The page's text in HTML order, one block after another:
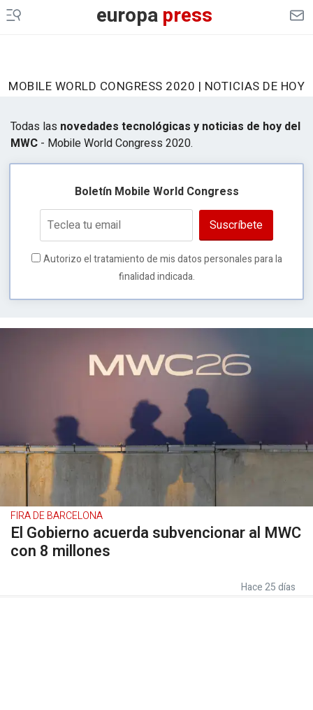
europapress
MOBILE WORLD CONGRESS 2020 | NOTICIAS DE HOY
Todas las novedades tecnológicas y noticias de hoy del
MWC - Mobile World Congress 2020.
Boletín Mobile World Congress
Suscríbete
Autorizo el tratamiento de mis datos personales para la
finalidad indicada.
FIRA DE BARCELONA
El Gobierno acuerda subvencionar al MWC
con 8 millones
Hace 25 días